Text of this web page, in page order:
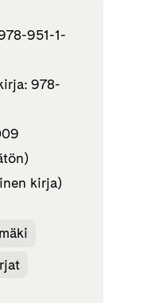
951-1-
978-
kirja)